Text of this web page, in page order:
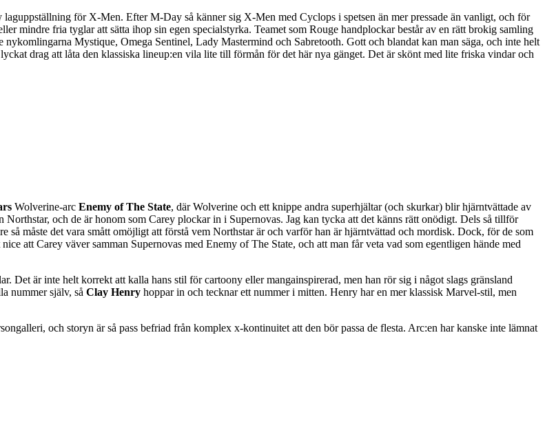
för X-Men. Efter M-Day så känner sig X-Men med Cyclops i spetsen än mer pressade än vanligt, och för
mindre fria tyglar att sätta ihop sin egen specialstyrka. Teamet som Rouge handplockar består av en rätt brokig samling
Mystique, Omega Sentinel, Lady Mastermind och Sabretooth. Gott och blandat kan man säga, och inte helt
drag att låta den klassiska lineup:en vila lite till förmån för det här nya gänget. Det är skönt med lite friska vindar och
Wolverine-arc Enemy of The State, där Wolverine och ett knippe andra superhjältar (och skurkar) blir hjärntvättade av
och de är honom som Carey plockar in i Supernovas. Jag kan tycka att det känns rätt onödigt. Dels så tillför
måste det vara smått omöjligt att förstå vem Northstar är och varför han är hjärntvättad och mordisk. Dock, för de som
att Carey väver samman Supernovas med Enemy of The State, och att man får veta vad som egentligen hände med
Det är inte helt korrekt att kalla hans stil för cartoony eller mangainspirerad, men han rör sig i något slags gränsland
nummer själv, så Clay Henry hoppar in och tecknar ett nummer i mitten. Henry har en mer klassisk Marvel-stil, men
och storyn är så pass befriad från komplex x-kontinuitet att den bör passa de flesta. Arc:en har kanske inte lämnat